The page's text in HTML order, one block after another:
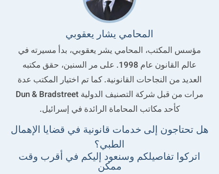
المحامي يشار يعقوبي
مؤسس المكتب، المحامي يشر يعقوبي، بدأ مسيرته في
عالم القانون عام 1998. على مر السنين، حقق مكتبه
العديد من النجاحات القانونية. كما تم اختيار المكتب عدة
مرات من قبل شركة التصنيف الدولية Dun & Bradstreet
كأحد مكاتب المحاماة الرائدة في إسرائيل.
هل تحتاجون إلى خدمات قانونية في قضايا الإهمال
الطبي؟
اتركوا تفاصيلكم وسنعود إليكم في أقرب وقت
ممكن